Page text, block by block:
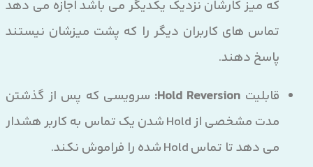
که میز کارشان نزدیک یکدیگر می باشد اجازه می دهد
تماس های کاربران دیگر را که پشت میزشان نیستند
پاسخ دهند.
قابلیت Hold Reversion: سرویسی که پس از گذشتن
مدت مشخصی از Hold شدن یک تماس به کاربر هشدار
می دهد تا تماس Hold شده را فراموش نکند.